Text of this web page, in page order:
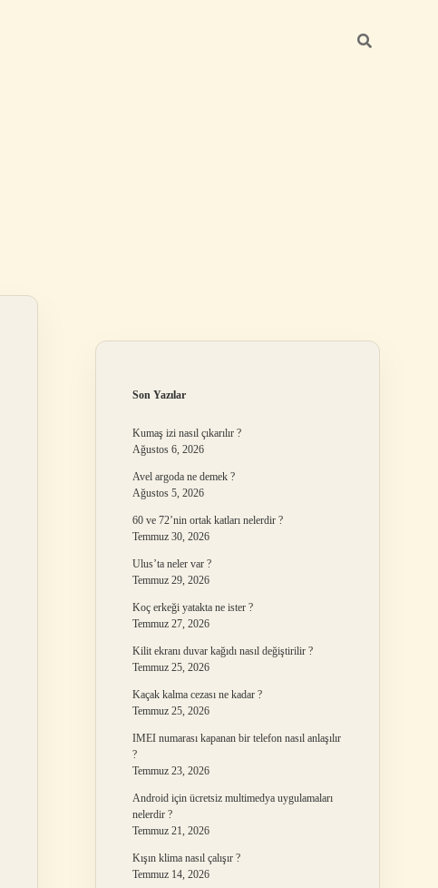
Son Yazılar
Kumaş izi nasıl çıkarılır ?
Ağustos 6, 2026
Avel argoda ne demek ?
Ağustos 5, 2026
60 ve 72’nin ortak katları nelerdir ?
Temmuz 30, 2026
Ulus’ta neler var ?
Temmuz 29, 2026
Koç erkeği yatakta ne ister ?
Temmuz 27, 2026
Kilit ekranı duvar kağıdı nasıl değiştirilir ?
Temmuz 25, 2026
Kaçak kalma cezası ne kadar ?
Temmuz 25, 2026
IMEI numarası kapanan bir telefon nasıl anlaşılır
?
Temmuz 23, 2026
Android için ücretsiz multimedya uygulamaları
nelerdir ?
Temmuz 21, 2026
Kışın klima nasıl çalışır ?
Temmuz 14, 2026